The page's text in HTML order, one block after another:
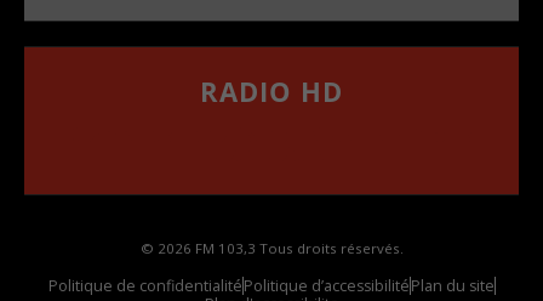
RADIO HD
© 2026 FM 103,3 Tous droits réservés.
Politique de confidentialitéPolitique d’accessibilitéPlan du site